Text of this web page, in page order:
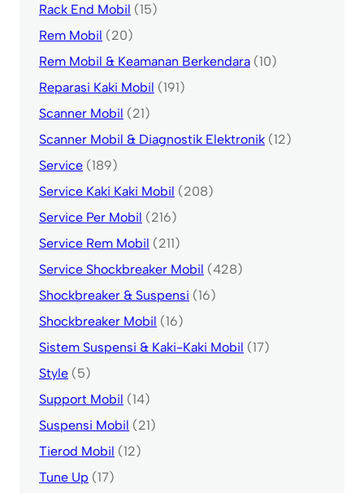
Rack End Mobil (15)
Rem Mobil (20)
Rem Mobil & Keamanan Berkendara (10)
Reparasi Kaki Mobil (191)
Scanner Mobil (21)
Scanner Mobil & Diagnostik Elektronik (12)
Service (189)
Service Kaki Kaki Mobil (208)
Service Per Mobil (216)
Service Rem Mobil (211)
Service Shockbreaker Mobil (428)
Shockbreaker & Suspensi (16)
Shockbreaker Mobil (16)
Sistem Suspensi & Kaki-Kaki Mobil (17)
Style (5)
Support Mobil (14)
Suspensi Mobil (21)
Tierod Mobil (12)
Tune Up (17)